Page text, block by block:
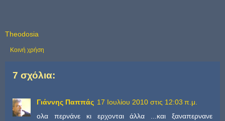
Theodosia
Κοινή χρήση
7 σχόλια:
Γιάννης Παππάς 17 Ιουλίου 2010 στις 12:03 π.μ.
ολα περνάνε κι ερχονται άλλα ...και ξαναπερνανε